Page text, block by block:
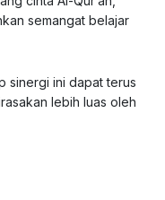
semangat belajar
sinergi ini dapat terus
lebih luas oleh